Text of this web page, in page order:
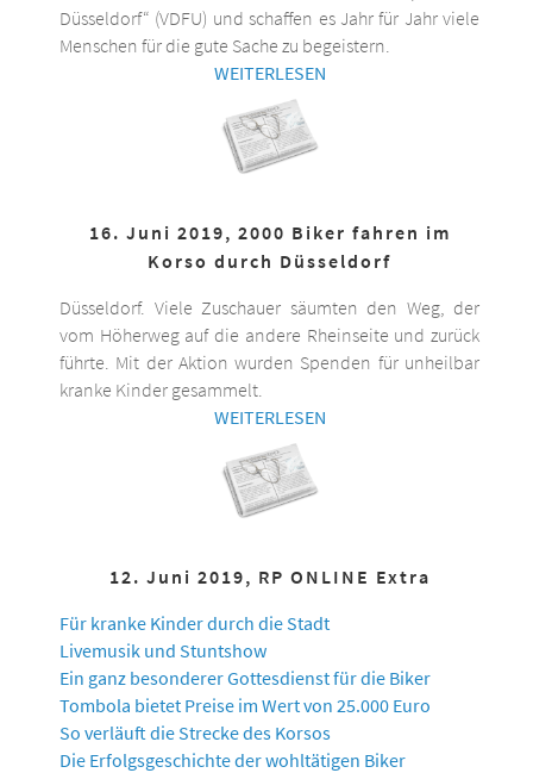
Düsseldorf“ (VDFU) und schaffen es Jahr für Jahr viele
Menschen für die gute Sache zu begeistern.
WEITERLESEN
16. Juni 2019, 2000 Biker fahren im
Korso durch Düsseldorf
Düsseldorf. Viele Zuschauer säumten den Weg, der
vom Höherweg auf die andere Rheinseite und zurück
führte. Mit der Aktion wurden Spenden für unheilbar
kranke Kinder gesammelt.
WEITERLESEN
12. Juni 2019, RP ONLINE Extra
Für kranke Kinder durch die Stadt
Livemusik und Stuntshow
Ein ganz besonderer Gottesdienst für die Biker
Tombola bietet Preise im Wert von 25.000 Euro
So verläuft die Strecke des Korsos
Die Erfolgsgeschichte der wohltätigen Biker